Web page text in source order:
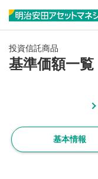
投資信託商品
基準価額一覧
基本情報